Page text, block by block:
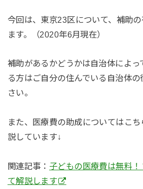
今回は、東京23区について、補助
ます。（2020年6月現在）
補助があるかどうかは自治体によっ
る方はご自分の住んでいる自治体
さい。
また、医療費の助成についてはこ
説しています↓
関連記事： 子どもの医療費は無料
て解説します